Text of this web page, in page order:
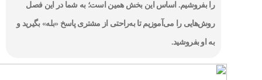
را بفروشیم. اساس این بخش همین است؛ به شما در این فصل
روش‌هایی را می‌آموزیم تا به‌راحتی از مشتری پاسخ «بله» بگیرید و
به او بفروشید.